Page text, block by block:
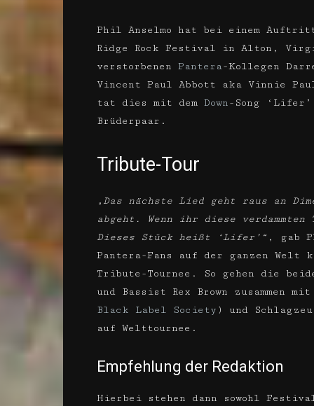
Phil Anselmo hat bei einem
Ridge Rock Festival in Alton,
verstorbenen Pantera-Kollegen
Vincent Paul Abbott aka Vinnie
tat dies mit dem Down-Song
Brüderpaar.
Tribute-Tour
„Das nächste Lied geht raus an
abgeht. Wenn ihr diese
Dieses Stück heißt ‘Lifer’“ , gab
Pantera-Fans auf der ganzen Welt
Tribute-Tournee. So gehen die
und Bassist Rex Brown zusammen
Black Label Society ) und
auf Welttournee.
Empfehlung der Redaktion
Hierbei stehen dann sowohl